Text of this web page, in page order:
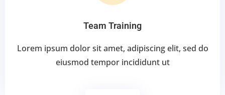
Team Training
Lorem ipsum dolor sit amet, adipiscing elit, sed do
eiusmod tempor incididunt ut